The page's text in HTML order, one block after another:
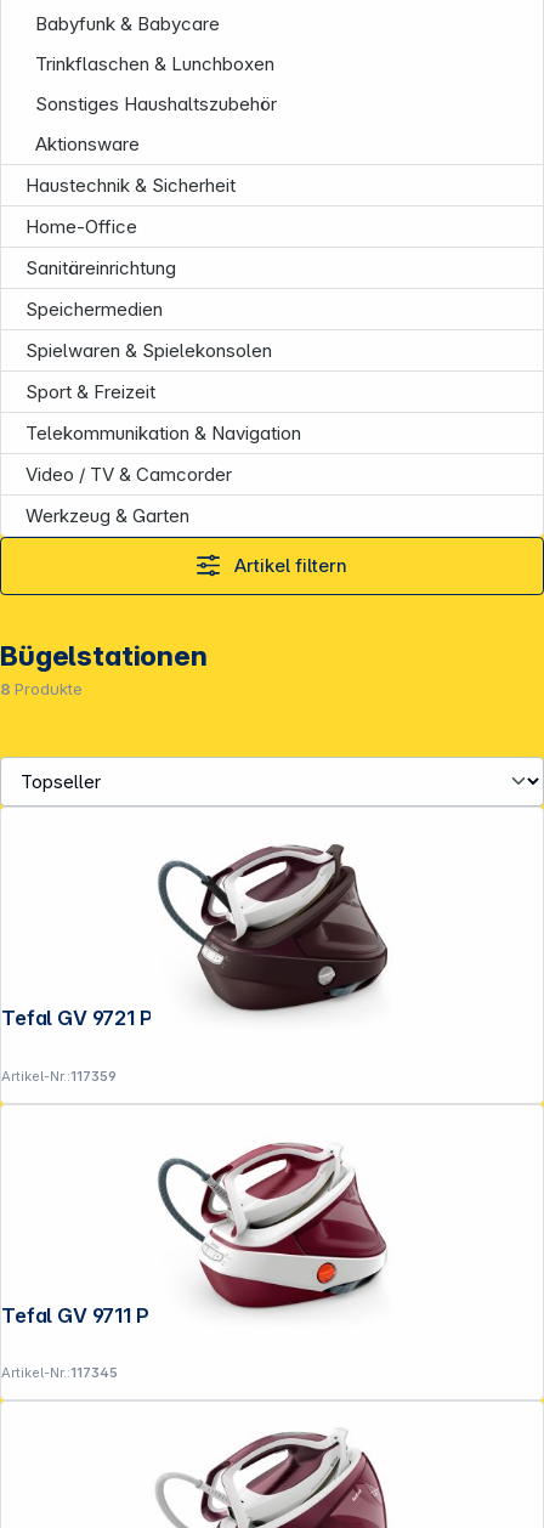
Babyfunk & Babycare
Trinkflaschen & Lunchboxen
Sonstiges Haushaltszubehör
Aktionsware
Haustechnik & Sicherheit
Home-Office
Sanitäreinrichtung
Speichermedien
Spielwaren & Spielekonsolen
Sport & Freizeit
Telekommunikation & Navigation
Video / TV & Camcorder
Werkzeug & Garten
Artikel filtern
Bügelstationen
8 Produkte
Tefal GV 9721 Pro Express Ultimate II
Artikel-Nr.:117359
Tefal GV 9711 Pro Express Ultimate II
Artikel-Nr.:117345